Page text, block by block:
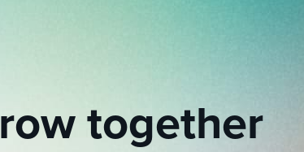
together